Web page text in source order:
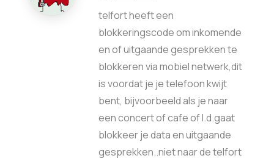
telfort heeft een
blokkeringscode om inkomende
en of uitgaande gesprekken te
blokkeren via mobiel netwerk,dit
is voordat je je telefoon kwijt
bent, bijvoorbeeld als je naar
een concert of cafe of I.d.gaat
blokkeer je data en uitgaande
gesprekken..niet naar de telfort